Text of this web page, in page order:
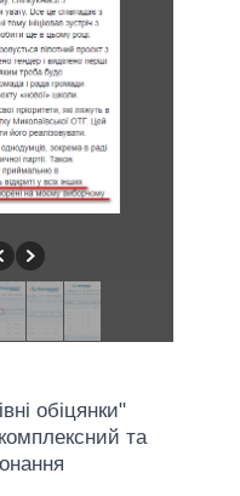
обіцянки"
та